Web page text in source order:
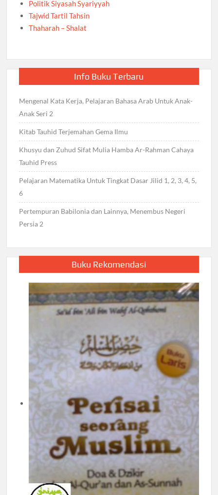
Politik Siyasah Syariyyah
Tajwid Tartil Tahsin
Thaharah – Shalat
Info Buku Terbaru
Mengenal Kata Kerja, Pelajaran Bahasa Arab Untuk Anak-
Anak Seri 2
Kitab Tauhid Terjemahan Gema Ilmu
Khusyu dan Zuhud Sifat Mulia Hamba Ar-Rahman Cahaya
Tauhid Press
Pelajaran Matematika Untuk Tingkat Dasar Jilid 1, 2, 3, 4, 5,
6
Pertempuran Babilonia dan Lainnya, Menembus Negeri
Persia 2
Buku Rekomendasi